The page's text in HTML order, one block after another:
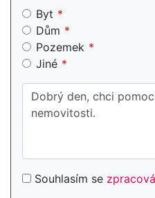
Byt
Dům
Pozemek
Jiné
Souhlasím se